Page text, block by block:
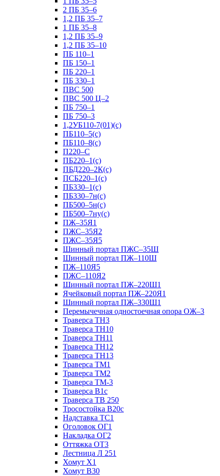
2 ПБ 35–6
1,2 ПБ 35–7
1 ПБ 35–8
1,2 ПБ 35–9
1,2 ПБ 35–10
ПБ 110–1
ПБ 150–1
ПБ 220–1
ПБ 330–1
ПВС 500
ПВС 500 Ц–2
ПБ 750–1
ПБ 750–3
1,2УБ110-7(01)(с)
ПБ110–5(с)
ПБ110–8(с)
П220–С
ПБ220–1(с)
ПБД220–2К(с)
ПСБ220–1(с)
ПБ330–1(с)
ПБ330–7н(с)
ПБ500–5н(с)
ПБ500–7ну(с)
ПЖ–35Я1
ПЖС–35Я2
ПЖС–35Я5
Шинный портал ПЖС–35Ш
Шинный портал ПЖ–110Ш
ПЖ–110Я5
ПЖС–110Я2
Шинный портал ПЖ–220Ш1
Ячейковый портал ПЖ–220Я1
Шинный портал ПЖ–330Ш1
Перемычечная одностоечная опора ОЖ–3
Траверса ТН3
Траверса ТН10
Траверса ТН11
Траверса ТН12
Траверса ТН13
Траверса ТМ1
Траверса ТМ2
Траверса ТМ-3
Траверса В1с
Траверса ТВ 250
Тросостойка В20с
Надставка ТС1
Оголовок ОГ1
Накладка ОГ2
Оттяжка ОТ3
Лестница Л 251
Хомут Х1
Хомут В30